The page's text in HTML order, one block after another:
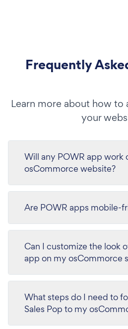
Frequently
Learn more about how to
your
Will any POWR app work
osCommorce website?
Are POWR apps mobile-
Can I customize the look
app on my osCommorce
What steps do I need to
Sales Pop to my